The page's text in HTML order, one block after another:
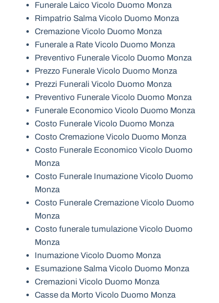
Funerale Laico Vicolo Duomo Monza
Rimpatrio Salma Vicolo Duomo Monza
Cremazione Vicolo Duomo Monza
Funerale a Rate Vicolo Duomo Monza
Preventivo Funerale Vicolo Duomo Monza
Prezzo Funerale Vicolo Duomo Monza
Prezzi Funerali Vicolo Duomo Monza
Preventivo Funerale Vicolo Duomo Monza
Funerale Economico Vicolo Duomo Monza
Costo Funerale Vicolo Duomo Monza
Costo Cremazione Vicolo Duomo Monza
Costo Funerale Economico Vicolo Duomo
Monza
Costo Funerale Inumazione Vicolo Duomo
Monza
Costo Funerale Cremazione Vicolo Duomo
Monza
Costo funerale tumulazione Vicolo Duomo
Monza
Inumazione Vicolo Duomo Monza
Esumazione Salma Vicolo Duomo Monza
Cremazioni Vicolo Duomo Monza
Casse da Morto Vicolo Duomo Monza